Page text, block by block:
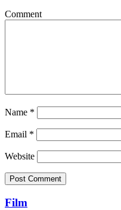
Comment
Name *
Email *
Website
Film